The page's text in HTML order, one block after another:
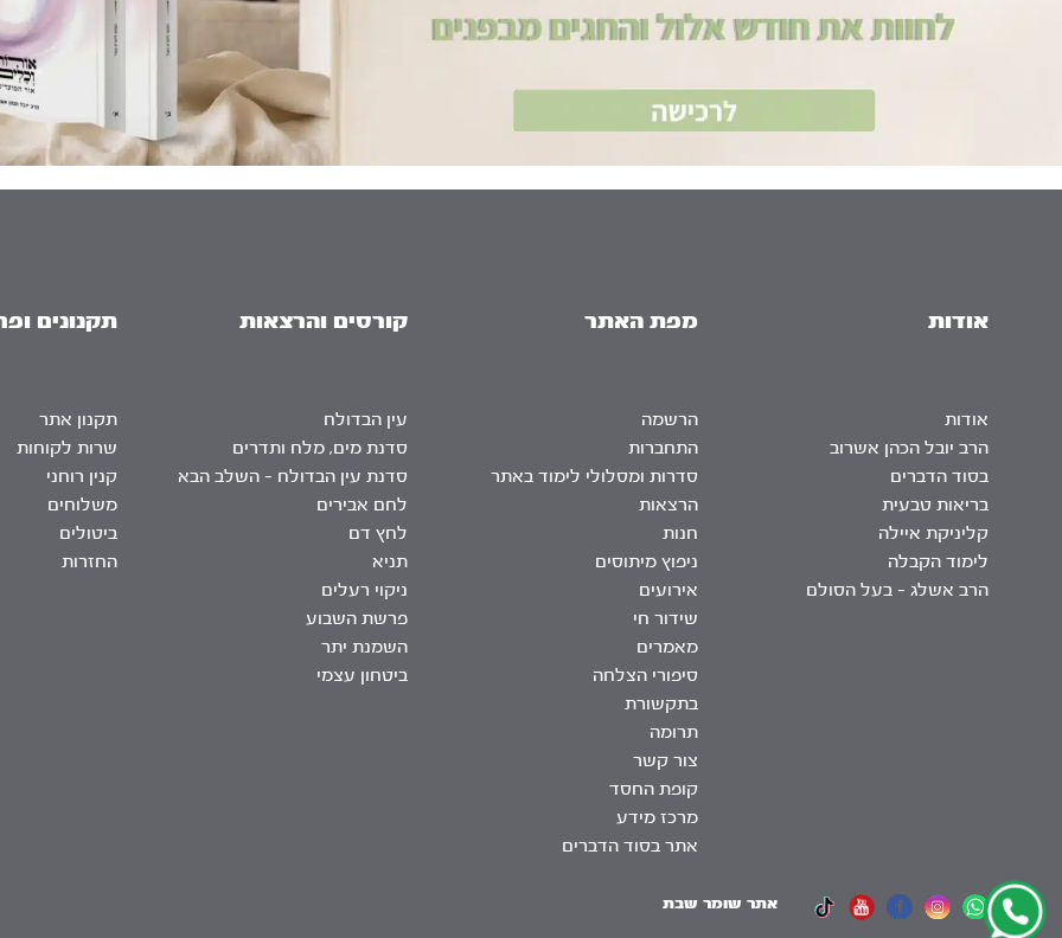
אודות
אודות
הרב יובל הכהן אשרוב
בסוד הדברים
בריאות טבעית
קליניקת איילה
לימוד הקבלה
הרב אשלג – בעל הסולם
מפת האתר
הרשמה
התחברות
סדרות ומסלולי לימוד באתר
הרצאות
חנות
ניפוץ מיתוסים
אירועים
שידור חי
מאמרים
סיפורי הצלחה
בתקשורת
תרומה
צור קשר
קופת החסד
מרכז מידע
אתר בסוד הדברים
קורסים והרצאות
עין הבדולח
סדנת מים, מלח ותדרים
סדנת עין הבדולח – השלב הבא
לחם אבירים
לחץ דם
תניא
ניקוי רעלים
פרשת השבוע
השמנת יתר
ביטחון עצמי
תקנונים
תקנון אתר
שרות לקוחות
קנין רוחני
משלוחים
ביטולים
החזרות
אתר שומר שבת